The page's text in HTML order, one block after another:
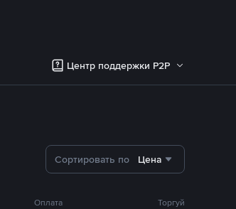
Центр поддержки P2P
Сортировать по Цена
Оплата Торгуй